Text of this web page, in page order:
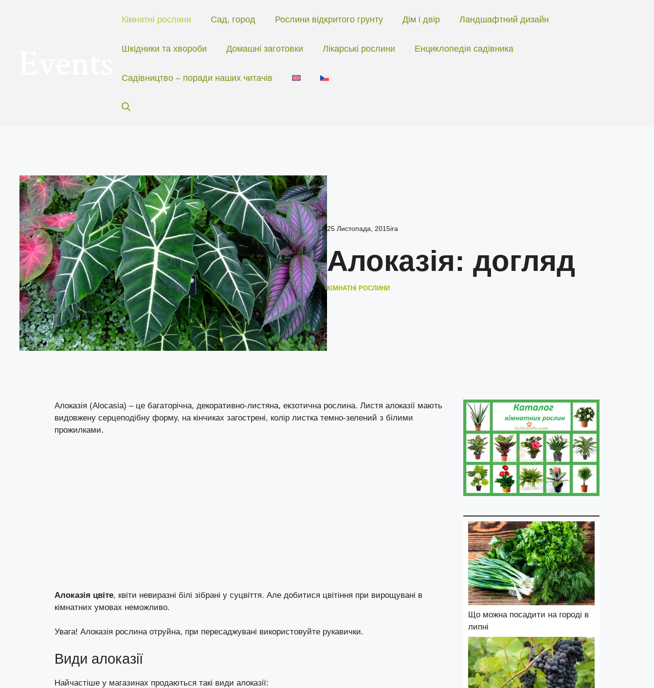
Кімнатні рослини Сад, город Рослини відкритого грунту Дім і двір Ландшафтний дизайн
Шкідники та хвороби Домашні заготовки Лікарські рослини Енциклопедія садівника
Садівництво – поради наших читачів
25 Листопада, 2015ira
Алоказія: догляд
КІМНАТНІ РОСЛИНИ
Алоказія (Alocasia) – це багаторічна, декоративно-листяна, екзотична рослина. Листя алоказії мають
видовжену серцеподібну форму, на кінчиках загострені, колір листка темно-зелений з білими
прожилками.
Алоказія цвіте, квіти невиразні білі зібрані у суцвіття. Але добитися цвітіння при вирощувані в
кімнатних умовах неможливо.
Увага! Алоказія рослина отруйна, при пересаджувані використовуйте рукавички.
Види алоказії
Найчастіше у магазинах продаються такі види алоказії:
Що можна посадити на городі в
липні